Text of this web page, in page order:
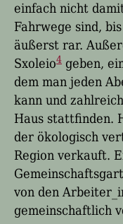
einfach nicht
Fahrwege sind,
äußerst rar.
Sxoleio4 geben,
dem man jeden
kann und
Haus stattfinden.
der ökologisch
Region verkauft.
von den
gemeinschaftlich